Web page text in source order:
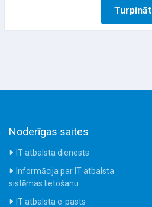
Turpināt
Noderīgas saites
IT atbalsta dienests
Informācija par IT atbalsta
sistēmas lietošanu
IT atbalsta e-pasts